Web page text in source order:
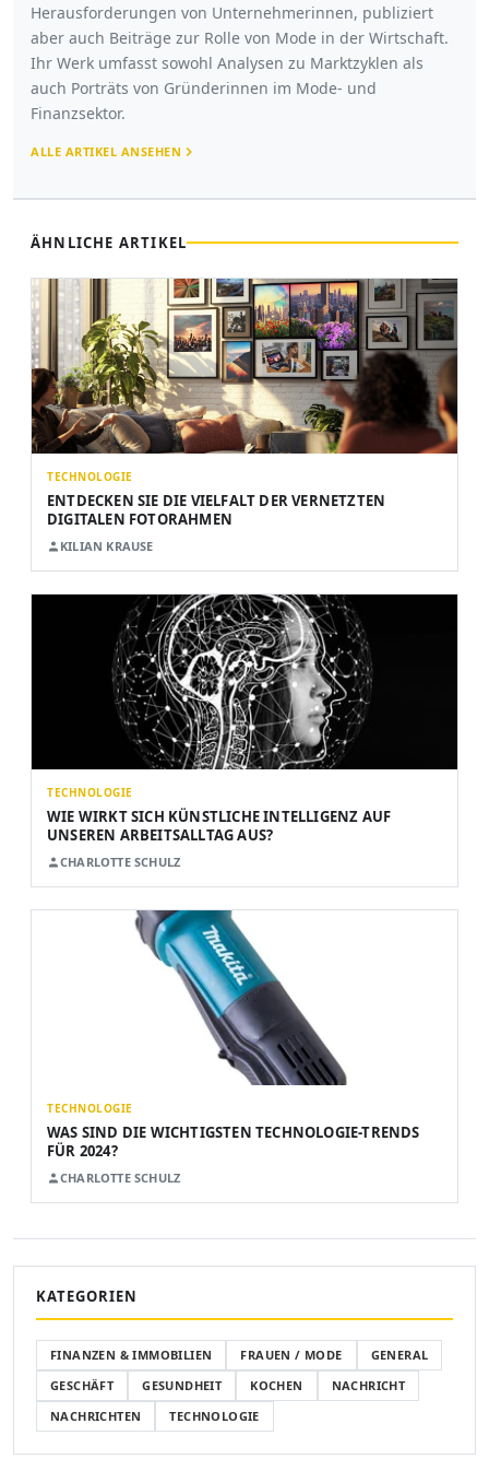
Herausforderungen von Unternehmerinnen, publiziert
aber auch Beiträge zur Rolle von Mode in der Wirtschaft.
Ihr Werk umfasst sowohl Analysen zu Marktzyklen als
auch Porträts von Gründerinnen im Mode- und
Finanzsektor.
ALLE ARTIKEL ANSEHEN
ÄHNLICHE ARTIKEL
TECHNOLOGIE
ENTDECKEN SIE DIE VIELFALT DER VERNETZTEN
DIGITALEN FOTORAHMEN
KILIAN KRAUSE
TECHNOLOGIE
WIE WIRKT SICH KÜNSTLICHE INTELLIGENZ AUF
UNSEREN ARBEITSALLTAG AUS?
CHARLOTTE SCHULZ
TECHNOLOGIE
WAS SIND DIE WICHTIGSTEN TECHNOLOGIE-TRENDS
FÜR 2024?
CHARLOTTE SCHULZ
KATEGORIEN
FINANZEN & IMMOBILIEN FRAUEN / MODE
GENERAL
GESCHÄFT
GESUNDHEIT KOCHEN
NACHRICHT
NACHRICHTEN
TECHNOLOGIE